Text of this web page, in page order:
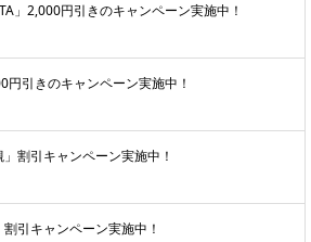
」2,000円引きのキャンペーン実施中！
円引きのキャンペーン実施中！
割引キャンペーン実施中！
引キャンペーン実施中！